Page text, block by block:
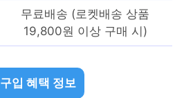
무료배송 (로켓배송 상품
19,800원 이상 구매 시)
구입 혜택 정보